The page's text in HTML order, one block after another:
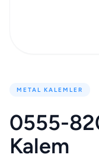
METAL KALEMLER
0555-
Kalem